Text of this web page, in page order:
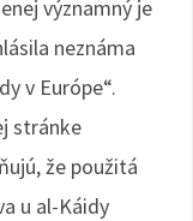
významný je
neznáma
v Európe“.
stránke
že použitá
u al-Káidy